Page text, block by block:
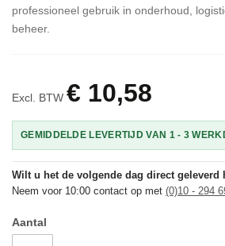
professioneel gebruik in onderhoud,
beheer.
Excl. BTW € 10,58
GEMIDDELDE LEVERTIJD VAN 1 - 3
Wilt u het de volgende dag direct geleverd
Neem voor 10:00 contact op met (0)10 - 294
Aantal